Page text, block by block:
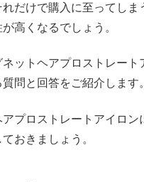
れだけで購入に至ってしま
高くなるでしょう。
ネットヘアプロストレート
問と回答をご紹介します。
プロストレートアイロン
おきましょう。